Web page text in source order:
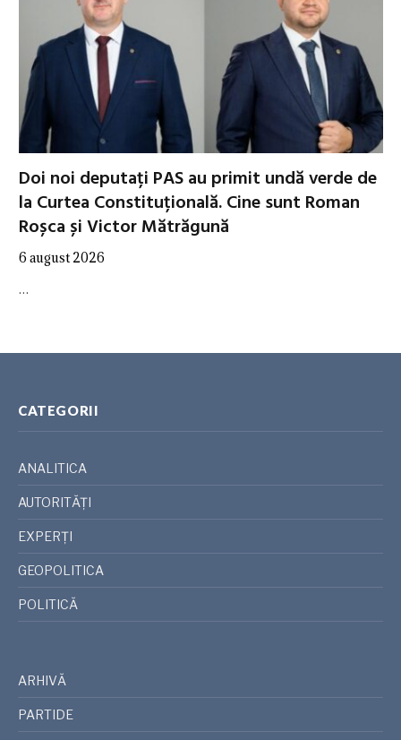
Doi noi deputați PAS au primit undă verde de
la Curtea Constituțională. Cine sunt Roman
Roșca și Victor Mătrăgună
6 august 2026
…
CATEGORII
ANALITICA
AUTORITĂȚI
EXPERȚI
GEOPOLITICA
POLITICĂ
ARHIVĂ
PARTIDE